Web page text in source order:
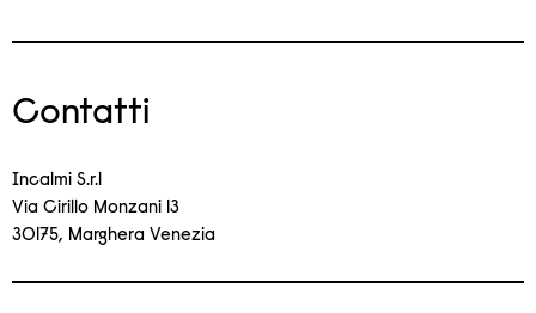
Contatti
Incalmi S.r.l
Via Cirillo Monzani 13
30175, Marghera Venezia